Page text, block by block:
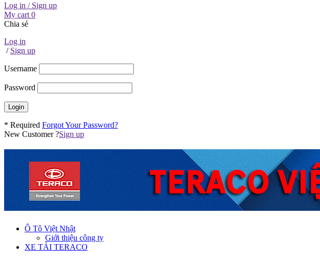
Log in / Sign up
My cart 0
Chia sẻ
Log in
/ Sign up
Username
Password
* Required Forgot Your Password?
New Customer ?Sign up
Ô Tô Việt Nhật
Giới thiệu công ty
XE TẢI TERACO